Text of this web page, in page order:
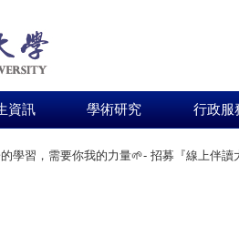
資訊 學術研究 行政服
學習，需要你我的力量🌱- 招募『線上伴讀